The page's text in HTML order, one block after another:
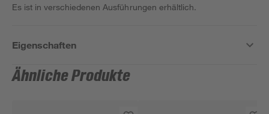
Es ist in verschiedenen Ausführungen erhältlich.
Eigenschaften
Ähnliche Produkte